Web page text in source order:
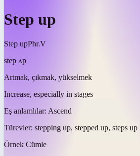
Step up
Step upPhr.V
step ʌp
Artmak, çıkmak, yükselmek
Increase, especially in stages
Eş anlamlılar: Ascend
Türevler: stepping up, stepped up, steps up
Örnek Cümle